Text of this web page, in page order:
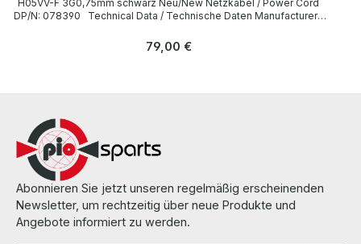
H05VV-F 3G0,75mm schwarz Neu/New Netzkabel / Power Cord
DP/N: 078390 Technical Data / Technische Daten Manufacturer /
Color / Buchsenfarbe black / schwarz More information and details
Informationen und Details finden Sie auf den Seiten des
Regulärer Preis:
79,00 €
Abonnieren Sie jetzt unseren regelmäßig erscheinenden
Newsletter, um rechtzeitig über neue Produkte und
Angebote informiert zu werden.